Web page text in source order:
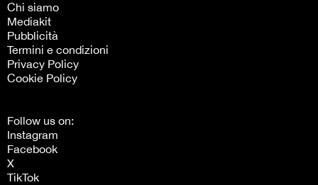
Chi siamo
Mediakit
Pubblicità
Termini e condizioni
Privacy Policy
Cookie Policy
Follow us on:
Instagram
Facebook
X
TikTok